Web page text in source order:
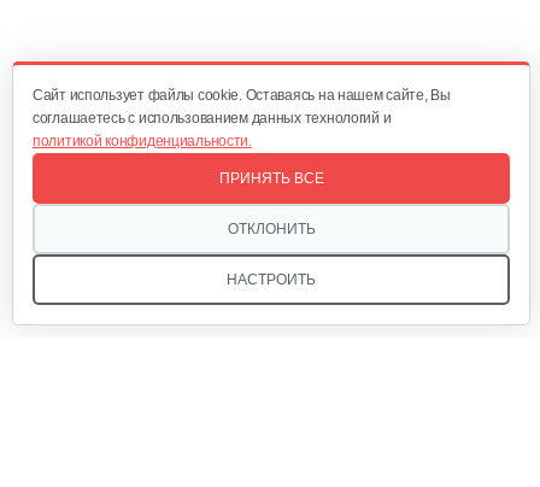
590 руб Смотреть
Насосная станция AL-KO HW 1300 Inox…
Насосная станция AL-KO HW 4500 FCS…
Cайт использует файлы cookie. Оставаясь на нашем сайте, Вы
соглашаетесь с использованием данных технологий и
политикой конфиденциальности.
НАСТРОИТЬ
ОТКЛОНИТЬ
ПРИНЯТЬ ВСЕ